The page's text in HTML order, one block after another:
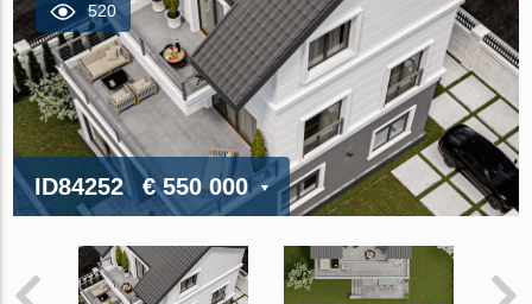
520
ID84252 € 550 000